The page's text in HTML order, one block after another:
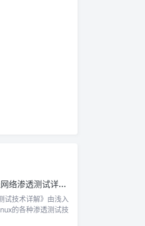
Kali Linux无线网络渗透测试详解 PDF下载
试技术详解》由浅入
的各种渗透测试技